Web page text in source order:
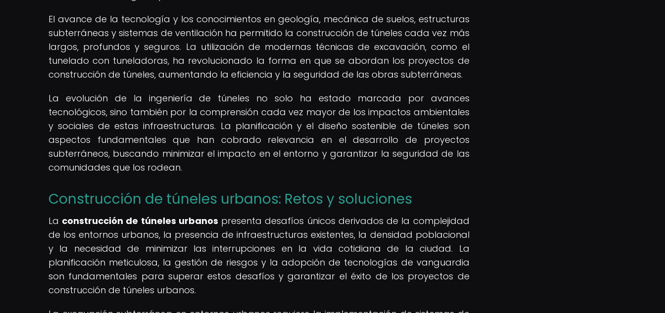
El avance de la tecnología y los conocimientos en geología, mecánica de suelos, estructuras
subterráneas y sistemas de ventilación ha permitido la construcción de túneles cada vez más
largos, profundos y seguros. La utilización de modernas técnicas de excavación, como el
tunelado con tuneladoras, ha revolucionado la forma en que se abordan los proyectos de
construcción de túneles, aumentando la eficiencia y la seguridad de las obras subterráneas.
La evolución de la ingeniería de túneles no solo ha estado marcada por avances
tecnológicos, sino también por la comprensión cada vez mayor de los impactos ambientales
y sociales de estas infraestructuras. La planificación y el diseño sostenible de túneles son
aspectos fundamentales que han cobrado relevancia en el desarrollo de proyectos
subterráneos, buscando minimizar el impacto en el entorno y garantizar la seguridad de las
comunidades que los rodean.
Construcción de túneles urbanos: Retos y soluciones
La construcción de túneles urbanos presenta desafíos únicos derivados de la complejidad
de los entornos urbanos, la presencia de infraestructuras existentes, la densidad poblacional
y la necesidad de minimizar las interrupciones en la vida cotidiana de la ciudad. La
planificación meticulosa, la gestión de riesgos y la adopción de tecnologías de vanguardia
son fundamentales para superar estos desafíos y garantizar el éxito de los proyectos de
construcción de túneles urbanos.